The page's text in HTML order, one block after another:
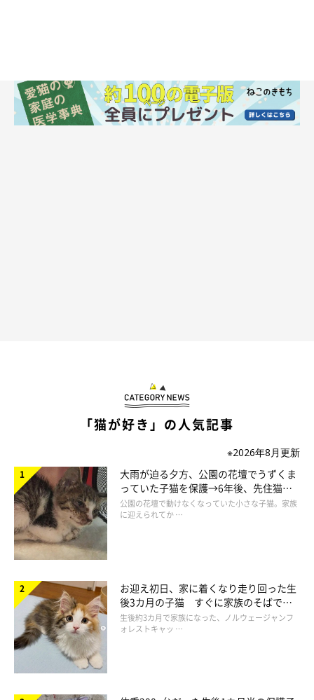
instagramアカウント
X（旧Twitter）アカウント
https://x.com/kinokok09725807
「猫が好き」の人気記事
※2026年8月更新
大雨が迫る夕方、公園の花壇でうずくま
っていた子猫を保護→6年後、先住猫
と“姉妹”のような関係に
公園の花壇で動けなくなっていた小さな子猫。家族
に迎えられてか …
お迎え初日、家に着くなり走り回った生
後3カ月の子猫 すぐに家族のそばで落
ち着く姿に「迎えてよかった」
生後約3カ月で家族になった、ノルウェージャンフ
ォレストキャッ …